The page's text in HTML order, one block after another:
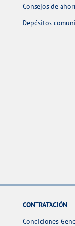
Consejos de
Depósitos
CONTRATACIÓN
Condiciones